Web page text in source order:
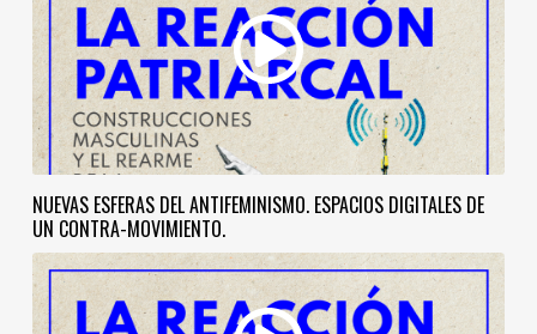
NUEVAS ESFERAS DEL ANTIFEMINISMO. ESPACIOS DIGITALES DE
UN CONTRA-MOVIMIENTO.